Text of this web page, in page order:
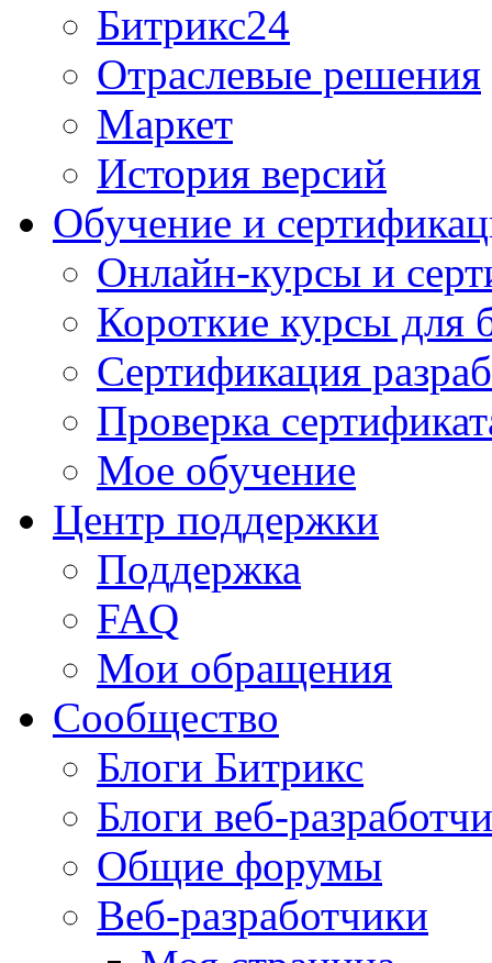
Битрикс24
Отраслевые решения
Маркет
История версий
Обучение и
Онлайн-курсы и
Короткие курсы для
Сертификация
Проверка
Мое обучение
Центр поддержки
Поддержка
FAQ
Мои обращения
Сообщество
Блоги Битрикс
Блоги веб-
Общие форумы
Веб-разработчики